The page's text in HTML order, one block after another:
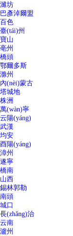
濰坊
巴彥淖爾盟
百色
臺(tái)州
寶山
亳州
橋頭
鄂爾多斯
滁州
內(nèi)蒙古
塔城地
株洲
萬(wàn)寧
云陽(yáng)
武漢
均安
酉陽(yáng)
漳州
遂寧
橋南
山西
錫林郭勒
南頭
城口
長(zhǎng)治
云南
瀘州